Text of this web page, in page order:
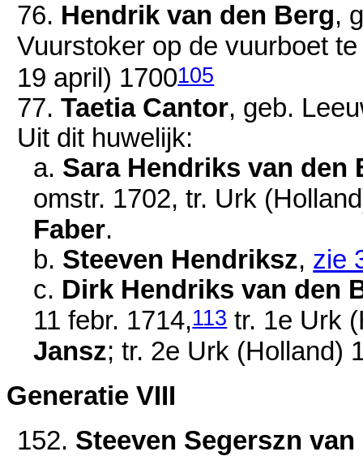
76. Hendrik van den Berg,
Vuurstoker op de vuurboet
19 april) 1700105
77.Taetia Cantor, geb.
Uit dit huwelijk:
a. Sara Hendriks van den
omstr. 1702, tr. Urk
Faber.
b. Steeven Hendriksz, zie
c. Dirk Hendriks van den
11 febr. 1714,113tr. 1e Urk
Jansz; tr. 2e Urk (Holland)
Generatie VIII
152. Steeven Segerszn